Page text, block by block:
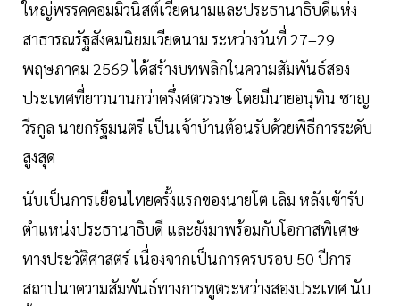
ใหญ่พรรคคอมมิวนิสต์เวียดนามและประธานาธิบดีแห่ง
สาธารณรัฐสังคมนิยมเวียดนาม ระหว่างวันที่ 27–29
พฤษภาคม 2569 ได้สร้างบทพลิกในความสัมพันธ์สอง
ประเทศที่ยาวนานกว่าครึ่งศตวรรษ โดยมีนายอนุทิน ชาญ
วีรกูล นายกรัฐมนตรี เป็นเจ้าบ้านต้อนรับด้วยพิธีการระดับ
สูงสุด
นับเป็นการเยือนไทยครั้งแรกของนายโต เลิม หลังเข้ารับ
ตำแหน่งประธานาธิบดี และยังมาพร้อมกับโอกาสพิเศษ
ทางประวัติศาสตร์ เนื่องจากเป็นการครบรอบ 50 ปีการ
สถาปนาความสัมพันธ์ทางการทูตระหว่างสองประเทศ นับ